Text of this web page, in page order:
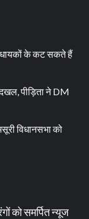
के कट सकते हैं
पीड़िता ने DM
विधानसभा को
को समर्पित न्यूज